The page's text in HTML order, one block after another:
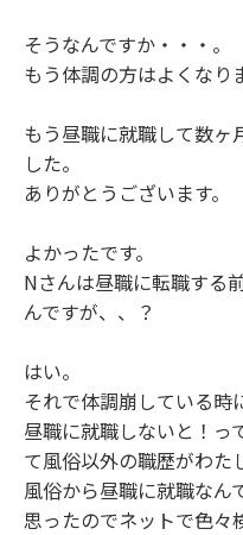
そうなんですか・・・。
もう体調の方はよくなり
もう昼職に就職して数ヶ
した。
ありがとうございます。
よかったです。
Nさんは昼職に転職する
んですが、、？
はい。
それで体調崩している時
昼職に就職しないと！っ
て風俗以外の職歴がわた
風俗から昼職に就職なん
思ったのでネットで色々